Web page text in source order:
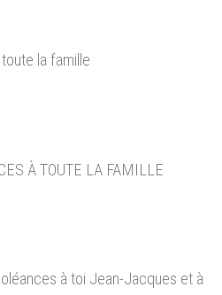
la famille
À TOUTE LA FAMILLE
à toi Jean-Jacques et à